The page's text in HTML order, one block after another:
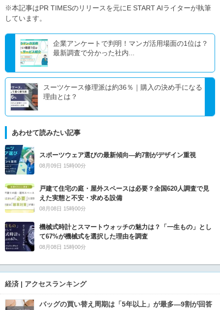
※本記事はPR TIMESのリリースを元にE START AIライターが執筆
しています。
企業アンケートで判明！マンガ活用場面の1位は？
最新調査で分かった社内...
スーツケース修理派は約36％｜購入の決め手になる
理由とは？
あわせて読みたい記事
スポーツウェア選びの最新傾向―約7割がデザイン重視
08月09日 15時00分
戸建て住宅の庭・屋外スペースは必要？全国620人調査で見
えた実態と不安・求める設備
08月08日 15時00分
機械式時計とスマートウォッチの魅力は？「一生もの」とし
て67%が機械式を選択した理由を調査
08月08日 15時00分
経済 | アクセスランキング
バッグの買い替え周期は「5年以上」が最多―9割が回答